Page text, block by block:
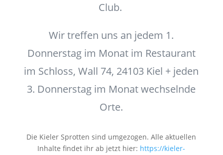
Club.
Wir treffen uns an jedem 1.
Donnerstag im Monat im Restaurant
im Schloss, Wall 74, 24103 Kiel + jeden
3. Donnerstag im Monat wechselnde
Orte.
Die Kieler Sprotten sind umgezogen. Alle aktuellen
Inhalte findet ihr ab jetzt hier: https://kieler-